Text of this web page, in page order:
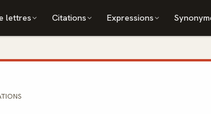
lettres Citations Expressions